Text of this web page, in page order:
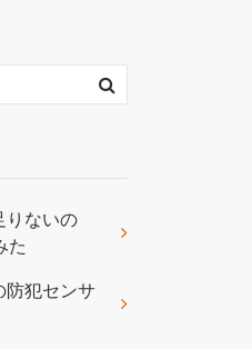
りないの
た
犯センサ